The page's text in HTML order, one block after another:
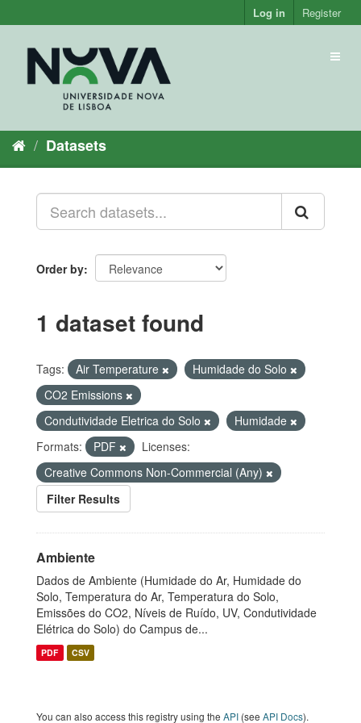
to
Log in Register
Datasets
Order by
1 dataset found
Tags: Air Temperature
Humidade do Solo
CO2 Emissions
Condutividade Eletrica do Solo
Humidade
Formats:
PDF
Licenses:
Creative Commons Non-Commercial (Any)
Filter Results
Ambiente
Dados de Ambiente (Humidade do Ar, Humidade do
Solo, Temperatura do Ar, Temperatura do Solo,
Emissões do CO2, Níveis de Ruído, UV, Condutividade
Elétrica do Solo) do Campus de...
PDF CSV
You can also access this registry using the API (see API Docs).